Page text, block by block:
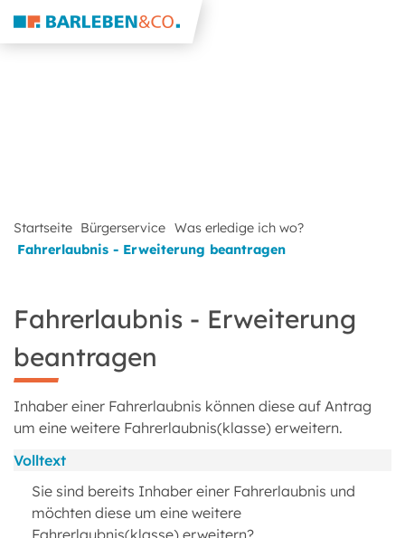
Startseite Bürgerservice Was erledige ich wo?
Fahrerlaubnis - Erweiterung beantragen
Fahrerlaubnis - Erweiterung
beantragen
Inhaber einer Fahrerlaubnis können diese auf Antrag
um eine weitere Fahrerlaubnis(klasse) erweitern.
Volltext
Sie sind bereits Inhaber einer Fahrerlaubnis und
möchten diese um eine weitere
Fahrerlaubnis(klasse) erweitern?